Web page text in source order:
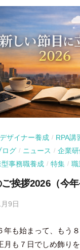
ザイナー養成 / RPA講
ログ / ニュース / 企業
型事務職養成 / 特集 / 職
挨拶2026（今年
9日
吉
田
年も始まって、もう
月も７日でしめ飾り